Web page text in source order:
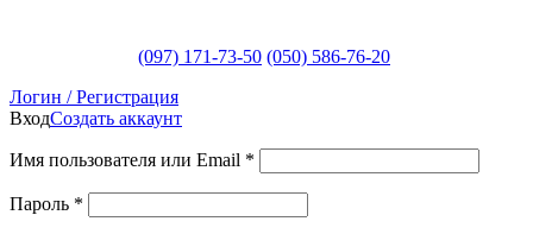
(097) 171-73-50 (050) 586-76-20
Логин / Регистрация
ВходСоздать аккаунт
Имя пользователя или Email *
Пароль *